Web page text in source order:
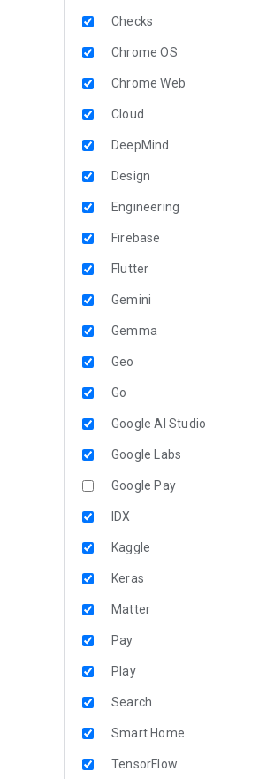
Checks
Chrome OS
Chrome Web
Cloud
DeepMind
Design
Engineering
Firebase
Flutter
Gemini
Gemma
Geo
Go
Google AI Studio
Google Labs
Google Pay
IDX
Kaggle
Keras
Matter
Pay
Play
Search
Smart Home
TensorFlow